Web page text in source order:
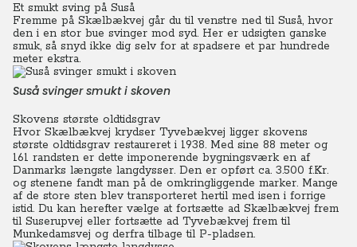
Et smukt sving på Suså
Fremme på Skælbækvej går du til venstre ned til Suså, hvor
den i en stor bue svinger mod syd. Her er udsigten ganske
smuk, så snyd ikke dig selv for at spadsere et par hundrede
meter ekstra.
Suså svinger smukt i skoven
Skovens største oldtidsgrav
Hvor Skælbækvej krydser Tyvebækvej ligger skovens
største oldtidsgrav restaureret i 1938. Med sine 88 meter og
161 randsten er dette imponerende bygningsværk en af
Danmarks længste langdysser. Den er opført ca. 3.500 f.Kr.
og stenene fandt man på de omkringliggende marker. Mange
af de store sten blev transporteret hertil med isen i forrige
istid. Du kan herefter vælge at fortsætte ad Skælbækvej frem
til Suserupvej eller fortsætte ad Tyvebækvej frem til
Munkedamsvej og derfra tilbage til P-pladsen.